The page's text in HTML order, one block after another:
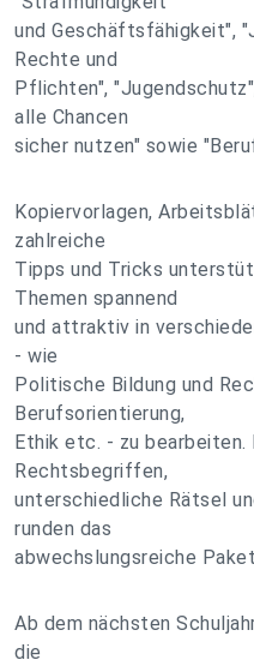
und Geschäftsfähigkeit",
Rechte und
Pflichten",
alle Chancen
sicher nutzen" sowie
Kopiervorlagen,
zahlreiche
Tipps und Tricks
Themen spannend
und attraktiv in
- wie
Politische Bildung und
Berufsorientierung,
Ethik etc. - zu bearbeiten.
Rechtsbegriffen,
unterschiedliche Rätsel
runden das
abwechslungsreiche
Ab dem nächsten
die